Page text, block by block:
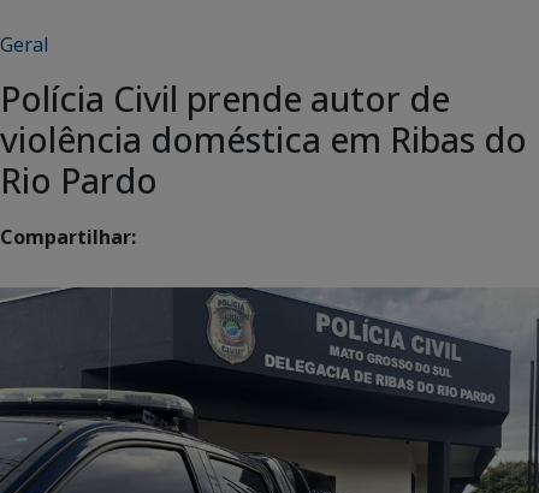
Geral
Polícia Civil prende autor de
violência doméstica em Ribas do
Rio Pardo
Compartilhar: